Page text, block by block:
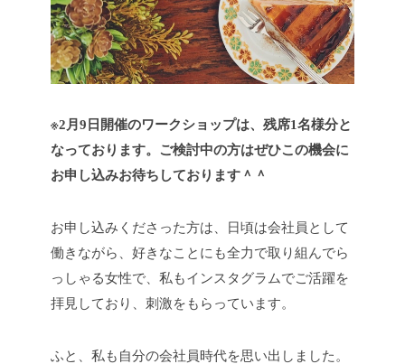
※2月9日開催のワークショップは、残席1名様分と
なっております。ご検討中の方はぜひこの機会に
お申し込みお待ちしております＾＾
お申し込みくださった方は、日頃は会社員として
働きながら、好きなことにも全力で取り組んでら
っしゃる女性で、私もインスタグラムでご活躍を
拝見しており、刺激をもらっています。
ふと、私も自分の会社員時代を思い出しました。